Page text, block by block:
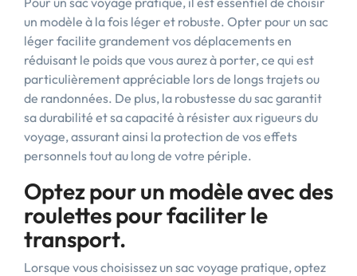
un modèle à la fois léger et robuste. Opter pour un sac
léger facilite grandement vos déplacements en
réduisant le poids que vous aurez à porter, ce qui est
particulièrement appréciable lors de longs trajets ou
de randonnées. De plus, la robustesse du sac garantit
sa durabilité et sa capacité à résister aux rigueurs du
voyage, assurant ainsi la protection de vos effets
personnels tout au long de votre périple.
Optez pour un modèle avec des
roulettes pour faciliter le
transport.
Lorsque vous choisissez un sac voyage pratique, optez